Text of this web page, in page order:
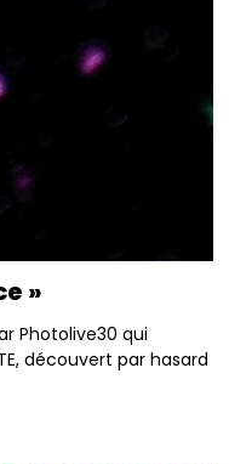
»
Photolive30 qui
découvert par hasard